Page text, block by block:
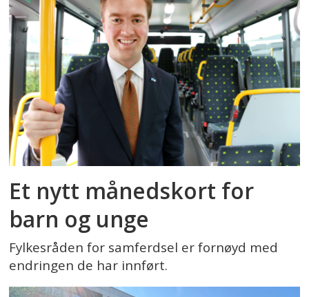
Et nytt månedskort for
barn og unge
Fylkesråden for samferdsel er fornøyd med
endringen de har innført.